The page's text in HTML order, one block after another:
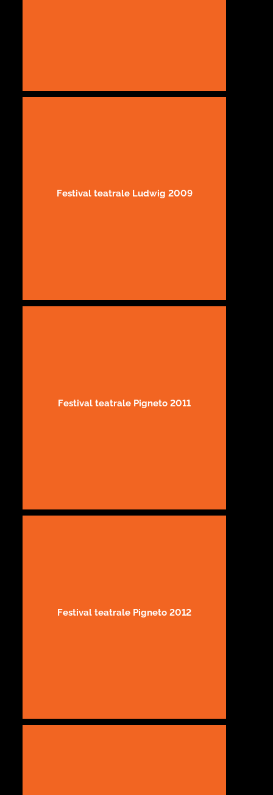
Festival teatrale Ludwig 2009
Festival teatrale Pigneto 2011
Festival teatrale Pigneto 2012